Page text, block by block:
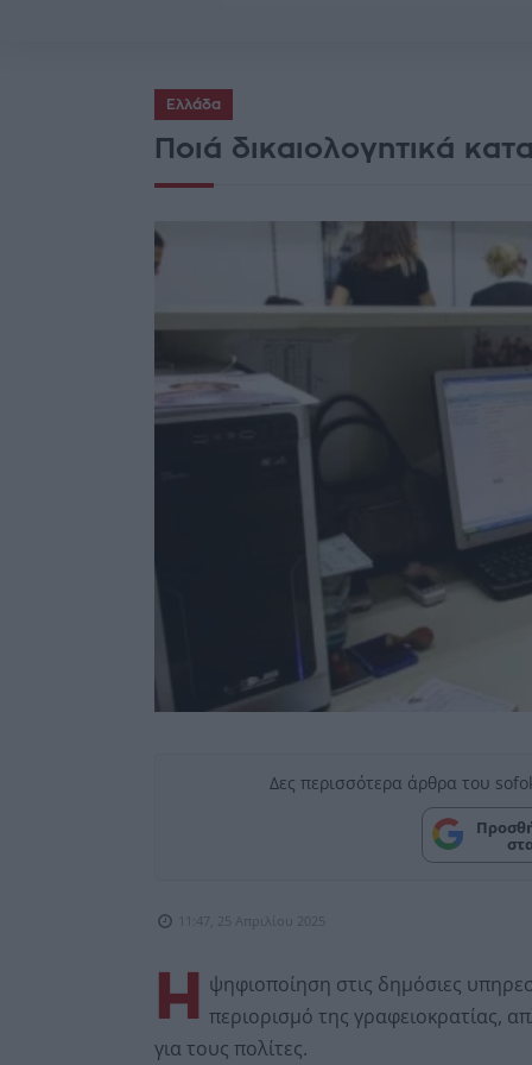
Ελλάδα
Ποιά δικαιολογητικά
Δες περισσότερα άρθρα του
11:47, 25 Απριλίου 2025
Η
ψηφιοποίηση στις δημόσιες
περιορισμό της γραφειοκρατίας,
για τους πολίτες.